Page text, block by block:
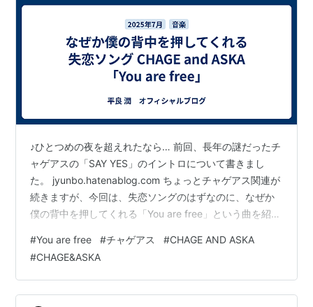
♪ひとつめの夜を超えれたなら… 前回、長年の謎だったチ
ャゲアスの「SAY YES」のイントロについて書きまし
た。 jyunbo.hatenablog.com ちょっとチャゲアス関連が
続きますが、今回は、失恋ソングのはずなのに、なぜか
僕の背中を押してくれる「You are free」という曲を紹介
は著作権の関係があるので、歌詞サイトへのリンクを貼
ります) CHAGE and ASKA You are free 歌詞 - 歌ネット
♪振り返らない人を見てる… 君(恋人)が「人」に変わって
しまっている瞬間がなんとも切ない出だしですね。 ♪君は
#You are free #チャゲアス #CHAGE AND ASKA
#CHAGE&ASKA